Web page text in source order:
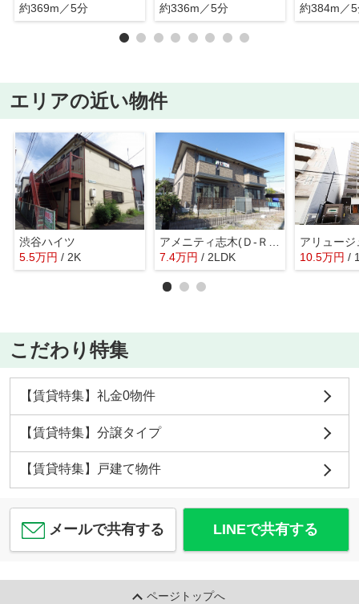
約369m／5分
約336m／5分
約384m／
エリアの近い物件
渋谷ハイツ
5.5万円 / 2K
7.4万円 / 2LDK 10.5万円 /
こだわり特集
【賃貸特集】礼金0物件
【賃貸特集】分譲タイプ
【賃貸特集】戸建て物件
メールで共有する LINEで共有する
ページトップへ